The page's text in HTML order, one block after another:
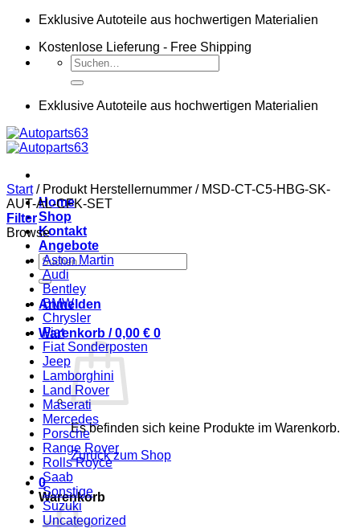
Zum
springen
Exklusive Autoteile aus hochwertigen Materialien
Kostenlose Lieferung - Free Shipping
Suchen
nach:
Exklusive Autoteile aus hochwertigen Materialien
Home
Shop
Kontakt
Angebote
Suchen
nach:
Anmelden
Warenkorb /0,00 € 0
Es befinden sich keine Produkte im Warenkorb.
Zurück zum Shop
0
Warenkorb
Start /Produkt Herstellernummer /MSD-CT-C5-HBG-SK-
AUT-AL-CFK-SET
Filter
Browse
Aston Martin
Audi
Bentley
BMW
Chrysler
Fiat
Fiat Sonderposten
Jeep
Lamborghini
Land Rover
Maserati
Mercedes
Porsche
Range Rover
Rolls Royce
Saab
Sonstige
Suzuki
Uncategorized